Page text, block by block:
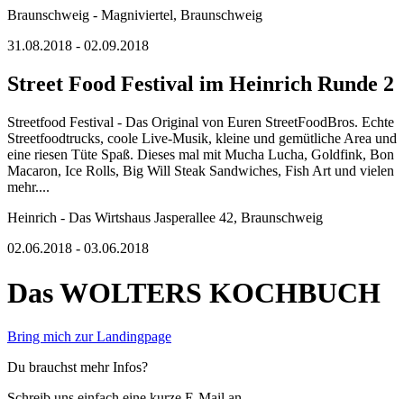
Braunschweig - Magniviertel, Braunschweig
31.08.2018 - 02.09.2018
Street Food Festival im Heinrich Runde 2
Streetfood Festival - Das Original von Euren StreetFoodBros. Echte
Streetfoodtrucks, coole Live-Musik, kleine und gemütliche Area und
eine riesen Tüte Spaß. Dieses mal mit Mucha Lucha, Goldfink, Bon
Macaron, Ice Rolls, Big Will Steak Sandwiches, Fish Art und vielen
mehr....
Heinrich - Das Wirtshaus Jasperallee 42, Braunschweig
02.06.2018 - 03.06.2018
Das WOLTERS KOCHBUCH
Bring mich zur Landingpage
Du brauchst mehr Infos?